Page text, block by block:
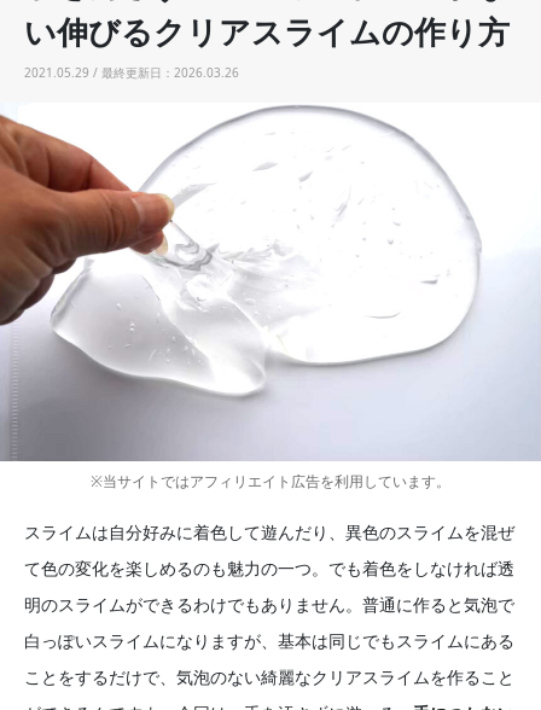
い伸びるクリアスライムの作り方
2021.05.29 / 最終更新日：2026.03.26
※当サイトではアフィリエイト広告を利用しています。
スライムは自分好みに着色して遊んだり、異色のスライムを混ぜ
て色の変化を楽しめるのも魅力の一つ。でも着色をしなければ透
明のスライムができるわけでもありません。普通に作ると気泡で
白っぽいスライムになりますが、基本は同じでもスライムにある
ことをするだけで、気泡のない綺麗なクリアスライムを作ること